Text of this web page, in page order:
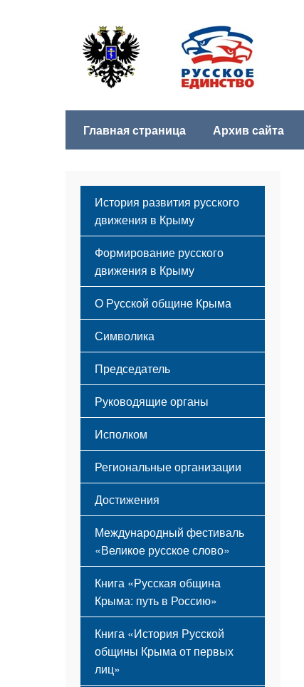
Главная страница Архив сайта
История развития русского
движения в Крыму
Формирование русского
движения в Крыму
Русский Крым
О Русской общине Крыма
Этапы становления
Принципы деятельности
Структура
Мероприятия
Символика
Флаг
Герб
Гимн
Председатель
Руководящие органы
Исполком
Региональные организации
Достижения
Международный фестиваль
«Великое русское слово»
Книга «Русская община
Крыма: путь в Россию»
Книга «История Русской
общины Крыма от первых
лиц»